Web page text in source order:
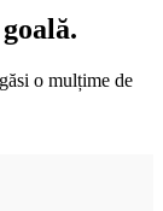
o mulțime de